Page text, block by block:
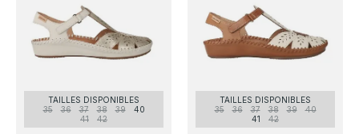
TAILLES DISPONIBLES
35
36 37 38 39
40
41
42
TAILLES DISPONIBLES
35
36 37 38 39
40
41
42